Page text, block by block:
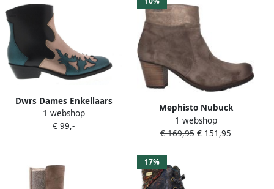
Dwrs Dames Enkellaars
Monkey Black Petrol Zwart
1 webshop
€ 99,-
Mephisto Nubuck
Enkellaars voor dames
Taupe
1 webshop
€ 169,95 € 151,95
17%